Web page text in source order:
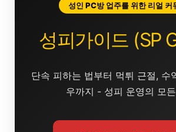
성인 PC방 업주를 위한 리얼 커
성피가이드 (SP
단속 피하는 법부터 먹튀 근절, 수
우까지 - 성피 운영의 모